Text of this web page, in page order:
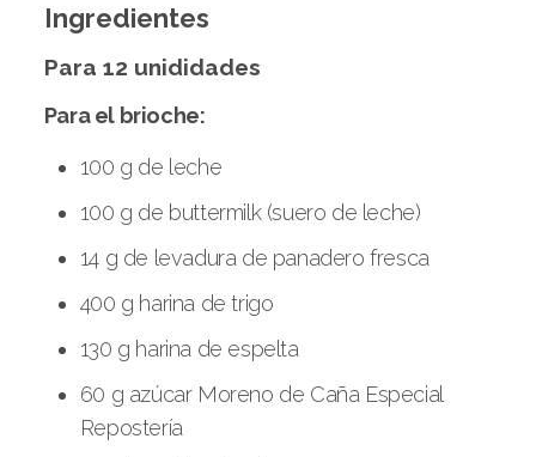
Ingredientes
Para 12 unididades
Para el brioche:
100 g de leche
100 g de buttermilk (suero de leche)
14 g de levadura de panadero fresca
400 g harina de trigo
130 g harina de espelta
60 g azúcar Moreno de Caña Especial
Repostería